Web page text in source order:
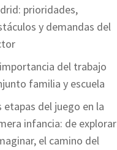
prioridades,
y demandas del
del trabajo
familia y escuela
etapas del juego en la
infancia: de explorar
el camino del